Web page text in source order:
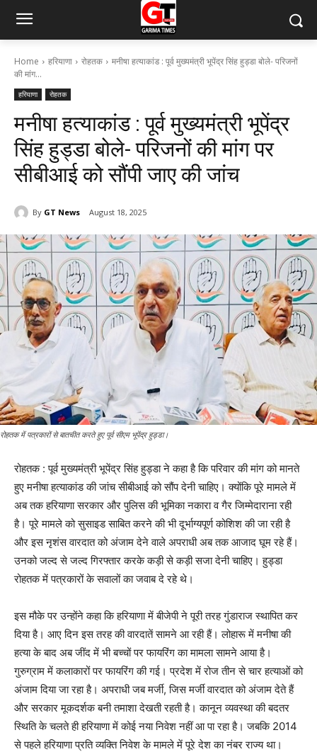
Home हरियाणा रोहतक
मनीषा हत्याकांड : पूर्व मुख्यमंत्री भूपेंद्र सिंह हुड्डा बोले- परिजनों
की मांग...
हरियाणा रोहतक
मनीषा हत्याकांड : पूर्व मुख्यमंत्री भूपेंद्र
सिंह हुड्डा बोले- परिजनों की मांग पर
सीबीआई को सौंपी जाए की जांच
By GT News August 18, 2025
रोहतक में पत्रकारों से बातचीत करते हुए पूर्व सीएम भूपेंद्र हुड्डा।
रोहतक : पूर्व मुख्यमंत्री भूपेंद्र सिंह हुड्डा ने कहा है कि परिवार की मांग को मानते
हुए मनीषा हत्याकांड की जांच सीबीआई को सौंप देनी चाहिए। क्योंकि पूरे मामले में
अब तक हरियाणा सरकार और पुलिस की भूमिका नकारा व गैर जिम्मेदाराना रही
है। पूरे मामले को सुसाइड साबित करने की भी दूर्भाग्यपूर्ण कोशिश की जा रही है
और इस नृशंस वारदात को अंजाम देने वाले अपराधी अब तक आजाद घूम रहे हैं।
उनको जल्द से जल्द गिरफ्तार करके कड़ी से कड़ी सजा देनी चाहिए। हुड्डा
रोहतक में पत्रकारों के सवालों का जवाब दे रहे थे।
इस मौके पर उन्होंने कहा कि हरियाणा में बीजेपी ने पूरी तरह गुंडाराज स्थापित कर
दिया है। आए दिन इस तरह की वारदातें सामने आ रही हैं। लोहारू में मनीषा की
हत्या के बाद अब जींद में भी बच्चों पर फायरिंग का मामला सामने आया है।
गुरुग्राम में कलाकारों पर फायरिंग की गई। प्रदेश में रोज तीन से चार हत्याओं को
अंजाम दिया जा रहा है। अपराधी जब मर्जी, जिस मर्जी वारदात को अंजाम देते हैं
और सरकार मूकदर्शक बनी तमाशा देखती रहती है। कानून व्यवस्था की बदतर
स्थिति के चलते ही हरियाणा में कोई नया निवेश नहीं आ पा रहा है। जबकि 2014
से पहले हरियाणा प्रति व्यक्ति निवेश के मामले में पूरे देश का नंबर राज्य था।